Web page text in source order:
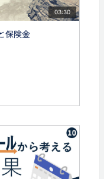
03:30
保険金